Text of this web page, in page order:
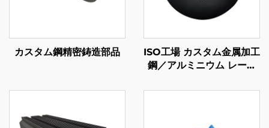
カスタム鋼精密鋳造部品
ISO工場 カスタム金属加工
鋼／アルミニウム レーザ